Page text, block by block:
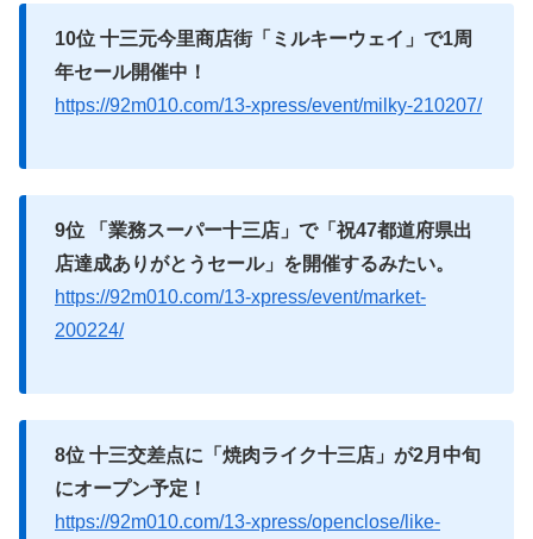
10位 十三元今里商店街「ミルキーウェイ」で1周
年セール開催中！
https://92m010.com/13-xpress/event/milky-210207/
9位 「業務スーパー十三店」で「祝47都道府県出
店達成ありがとうセール」を開催するみたい。
https://92m010.com/13-xpress/event/market-
200224/
8位 十三交差点に「焼肉ライク十三店」が2月中旬
にオープン予定！
https://92m010.com/13-xpress/openclose/like-